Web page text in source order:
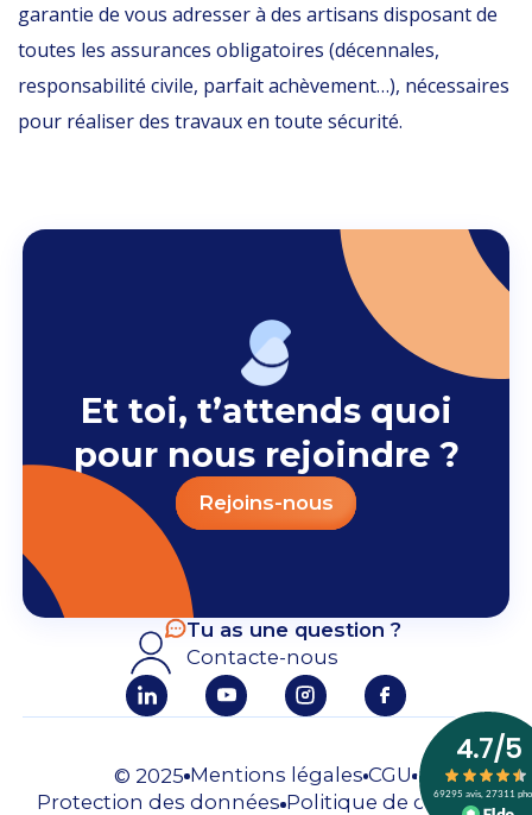
garantie de vous adresser à des artisans disposant de
toutes les assurances obligatoires (décennales,
responsabilité civile, parfait achèvement…), nécessaires
pour réaliser des travaux en toute sécurité.
Et toi, t’attends quoi
pour nous rejoindre ?
Rejoins-nous
Tu as une question ?
Contacte-nous
© 2025 Mentions légales CGU
Protection des données Politique de cookies